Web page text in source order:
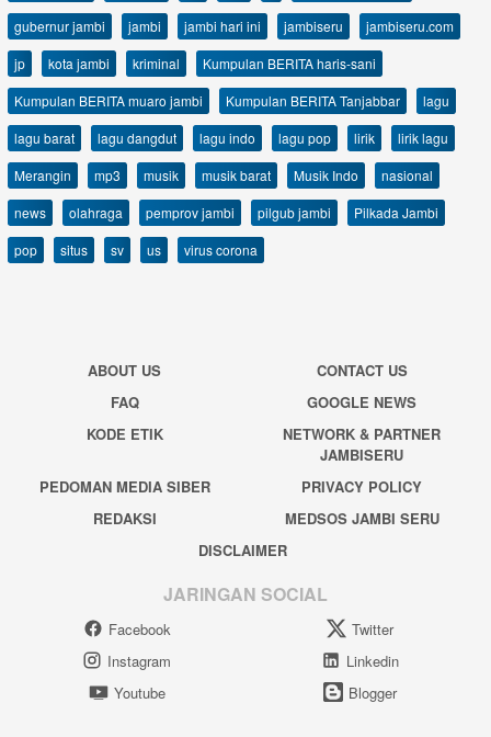
gubernur jambi
jambi jambi hari ini jambiseru
jambiseru.com
jp
kota jambi kriminal
Kumpulan BERITA haris-sani
Kumpulan BERITA muaro jambi
Kumpulan BERITA Tanjabbar
lagu
lagu barat
lagu dangdut lagu indo lagu pop lirik
lirik lagu
Merangin
mp3 musik musik barat Musik Indo
nasional
news
olahraga pemprov jambi pilgub jambi
Pilkada Jambi
pop
situs sv us virus corona
ABOUT US
CONTACT US
FAQ
GOOGLE NEWS
KODE ETIK
NETWORK & PARTNER
JAMBISERU
PEDOMAN MEDIA SIBER
PRIVACY POLICY
REDAKSI
MEDSOS JAMBI SERU
DISCLAIMER
JARINGAN SOCIAL
Facebook
Twitter
Instagram
Linkedin
Youtube
Blogger